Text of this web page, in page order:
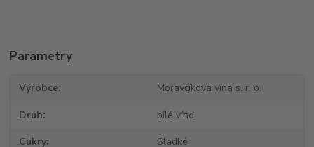
Parametry
Výrobce Moravčíkova vína s. r. o.
Druh bílé víno
Cukry Sladké